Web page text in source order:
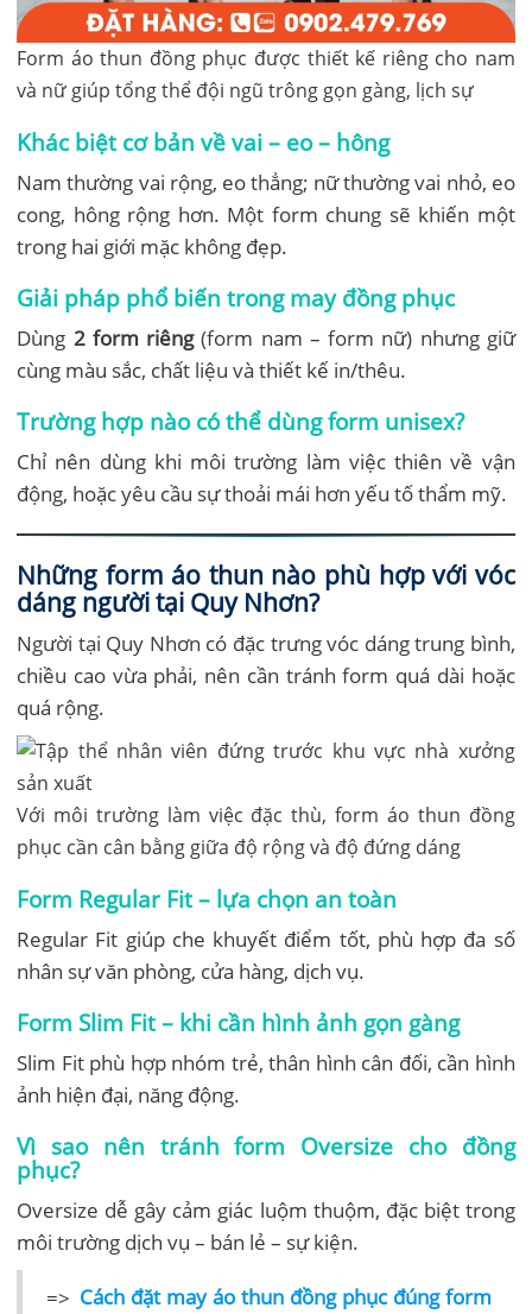
Form áo thun đồng phục được thiết kế riêng cho nam
và nữ giúp tổng thể đội ngũ trông gọn gàng, lịch sự
Khác biệt cơ bản về vai – eo – hông
Nam thường vai rộng, eo thẳng; nữ thường vai nhỏ, eo
cong, hông rộng hơn. Một form chung sẽ khiến một
trong hai giới mặc không đẹp.
Giải pháp phổ biến trong may đồng phục
Dùng 2 form riêng(form nam – form nữ) nhưng giữ
cùng màu sắc, chất liệu và thiết kế in/thêu.
Trường hợp nào có thể dùng form unisex?
Chỉ nên dùng khi môi trường làm việc thiên về vận
động, hoặc yêu cầu sự thoải mái hơn yếu tố thẩm mỹ.
Những form áo thun nào phù hợp với vóc
dáng người tại Quy Nhơn?
Người tại Quy Nhơn có đặc trưng vóc dáng trung bình,
chiều cao vừa phải, nên cần tránh form quá dài hoặc
quá rộng.
Với môi trường làm việc đặc thù, form áo thun đồng
phục cần cân bằng giữa độ rộng và độ đứng dáng
Form Regular Fit – lựa chọn an toàn
Regular Fit giúp che khuyết điểm tốt, phù hợp đa số
nhân sự văn phòng, cửa hàng, dịch vụ.
Form Slim Fit – khi cần hình ảnh gọn gàng
Slim Fit phù hợp nhóm trẻ, thân hình cân đối, cần hình
ảnh hiện đại, năng động.
Vì sao nên tránh form Oversize cho đồng
phục?
Oversize dễ gây cảm giác luộm thuộm, đặc biệt trong
môi trường dịch vụ – bán lẻ – sự kiện.
=> Cách đặt may áo thun đồng phục đúng form